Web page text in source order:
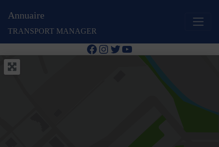
Annuaire
TRANSPORT MANAGER
Facebook
Instagram
Twitter
YouTube